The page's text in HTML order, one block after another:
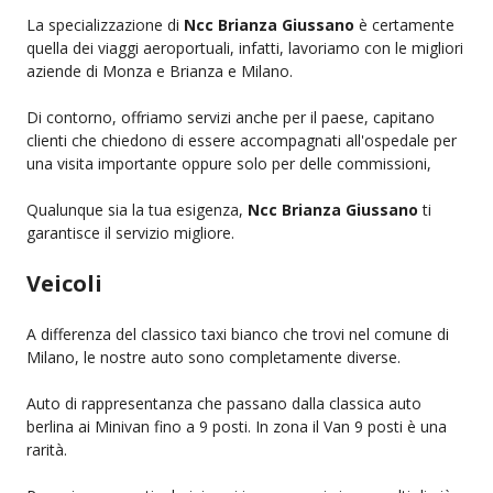
La specializzazione di Ncc Brianza Giussano è certamente
quella dei viaggi aeroportuali, infatti, lavoriamo con le migliori
aziende di Monza e Brianza e Milano.
Di contorno, offriamo servizi anche per il paese, capitano
clienti che chiedono di essere accompagnati all'ospedale per
una visita importante oppure solo per delle commissioni,
Qualunque sia la tua esigenza, Ncc Brianza Giussano ti
garantisce il servizio migliore.
Veicoli
A differenza del classico taxi bianco che trovi nel comune di
Milano, le nostre auto sono completamente diverse.
Auto di rappresentanza che passano dalla classica auto
berlina ai Minivan fino a 9 posti. In zona il Van 9 posti è una
rarità.